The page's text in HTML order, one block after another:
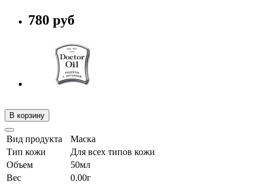
780 руб
В корзину
Вид продукта
Маска
Тип кожи
Для всех типов кожи
Объем
50мл
Вес
0.00г